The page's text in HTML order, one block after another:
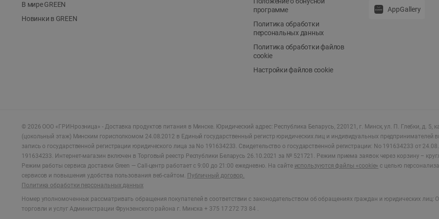
В мире GREEN
Новинки в GREEN
программе
Политика обработки
персональных данных
Политика обработки файлов
cookie
Настройки файлов cookie
AppGallery
© 2026 ООО «ГРИНрозница» - Доставка продуктов питания в Минске. Юридический адрес: Республика Беларусь, 220121, г. Минск, ул. П. Глебки, д. 5,
(цокольный этаж) Минским горисполкомом 24.08.2012 в Единый государственный регистр юридических лиц и индивидуальных предпринимателей
запись о государственной регистрации юридического лица за No 191634233. Свидетельство о государственной регистрации: No 191634233 от
191634233. Интернет-магазин включен в Торговый реестр Республики Беларусь 26.10.2021 за № 521721. Режим приема заявок через корзину –
Режим работы сервиса доставки Green — Call-центр работает с 9:00 до 21:00 ежедневно. На сайте используются файлы «cookie» с целью
сервисов и повышения удобства пользования веб-сайтом. Публичный договор.
Политика обработки персональных данных
Номер уполномоченных рассматривать обращения покупателей в соответствии с законодательством об обращениях граждан и юридических лиц:
торговли и услуг Администрации Фрунзенского района г. Минска + 375 17 272 73 84 .